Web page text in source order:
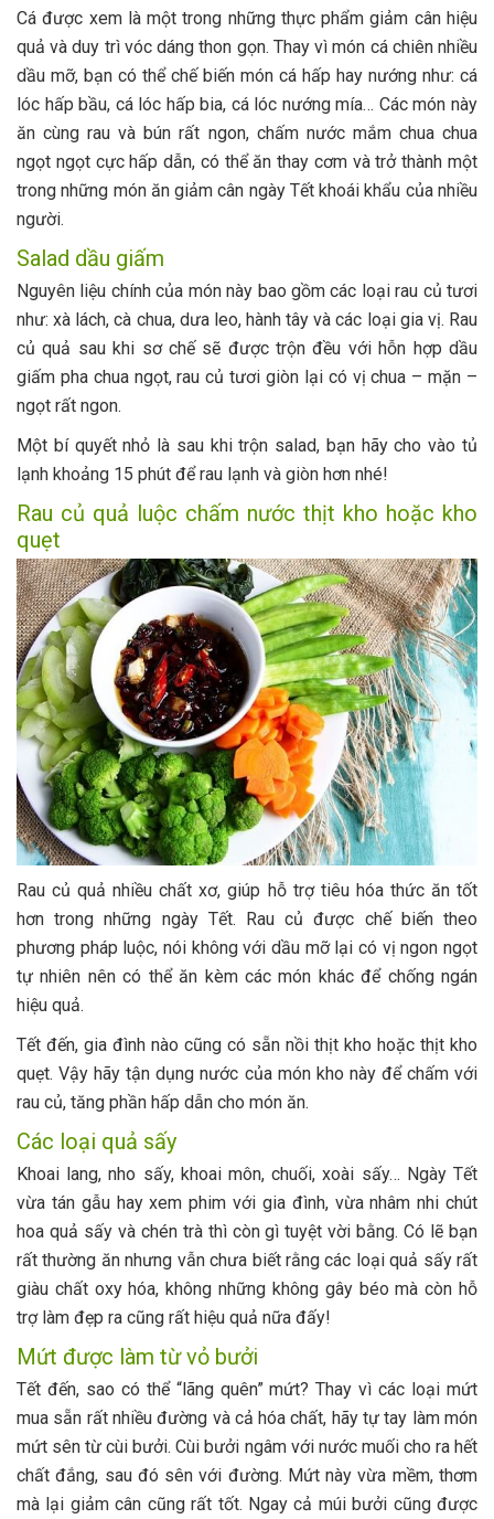
Cá được xem là một trong những thực phẩm giảm cân hiệu
quả và duy trì vóc dáng thon gọn. Thay vì món cá chiên nhiều
dầu mỡ, bạn có thể chế biến món cá hấp hay nướng như: cá
lóc hấp bầu, cá lóc hấp bia, cá lóc nướng mía… Các món này
ăn cùng rau và bún rất ngon, chấm nước mắm chua chua
ngọt ngọt cực hấp dẫn, có thể ăn thay cơm và trở thành một
trong những món ăn giảm cân ngày Tết khoái khẩu của nhiều
người.
Salad dầu giấm
Nguyên liệu chính của món này bao gồm các loại rau củ tươi
như: xà lách, cà chua, dưa leo, hành tây và các loại gia vị. Rau
củ quả sau khi sơ chế sẽ được trộn đều với hỗn hợp dầu
giấm pha chua ngọt, rau củ tươi giòn lại có vị chua – mặn –
ngọt rất ngon.
Một bí quyết nhỏ là sau khi trộn salad, bạn hãy cho vào tủ
lạnh khoảng 15 phút để rau lạnh và giòn hơn nhé!
Rau củ quả luộc chấm nước thịt kho hoặc kho
quẹt
Rau củ quả nhiều chất xơ, giúp hỗ trợ tiêu hóa thức ăn tốt
hơn trong những ngày Tết. Rau củ được chế biến theo
phương pháp luộc, nói không với dầu mỡ lại có vị ngon ngọt
tự nhiên nên có thể ăn kèm các món khác để chống ngán
hiệu quả.
Tết đến, gia đình nào cũng có sẵn nồi thịt kho hoặc thịt kho
quẹt. Vậy hãy tận dụng nước của món kho này để chấm với
rau củ, tăng phần hấp dẫn cho món ăn.
Các loại quả sấy
Khoai lang, nho sấy, khoai môn, chuối, xoài sấy… Ngày Tết
vừa tán gẫu hay xem phim với gia đình, vừa nhâm nhi chút
hoa quả sấy và chén trà thì còn gì tuyệt vời bằng. Có lẽ bạn
rất thường ăn nhưng vẫn chưa biết rằng các loại quả sấy rất
giàu chất oxy hóa, không những không gây béo mà còn hỗ
trợ làm đẹp ra cũng rất hiệu quả nữa đấy!
Mứt được làm từ vỏ bưởi
Tết đến, sao có thể “lãng quên” mứt? Thay vì các loại mứt
mua sẵn rất nhiều đường và cả hóa chất, hãy tự tay làm món
mứt sên từ cùi bưởi. Cùi bưởi ngâm với nước muối cho ra hết
chất đắng, sau đó sên với đường. Mứt này vừa mềm, thơm
mà lại giảm cân cũng rất tốt. Ngay cả múi bưởi cũng được